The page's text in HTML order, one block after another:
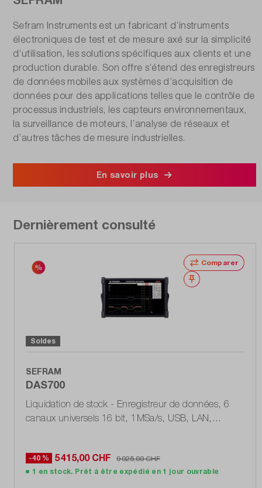
Sefram Instruments est un fabricant d’instruments
électroniques de test et de mesure axé sur la simplicité
d’utilisation, les solutions spécifiques aux clients et une
production durable. Son offre s’étend des enregistreurs
de données mobiles aux systèmes d’acquisition de
données pour des applications telles que le contrôle de
processus industriels, les capteurs environnementaux,
la surveillance de moteurs, l’analyse de réseaux et
d’autres tâches de mesure industrielles.
En savoir plus
Dernièrement consulté
Comparer
Noter
Soldes
SEFRAM
DAS700
Liquidation de stock - Enregistreur de données, 6
canaux universels 16 bit, 1MSa/s, USB, LAN,
-40 % 5 415,00 CHF
9 025,00 CHF
1 en stock. Prêt à être expédié en 1 jour ouvrable